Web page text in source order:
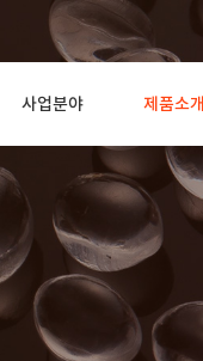
사업분야 제품소개